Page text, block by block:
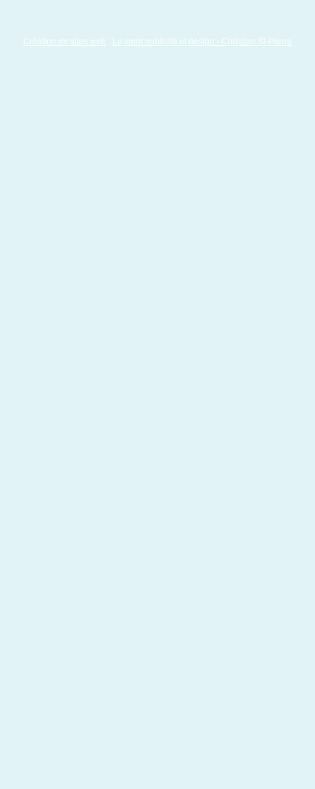
Création de sites web : Le saint publicité et design - Christian St-Pierre